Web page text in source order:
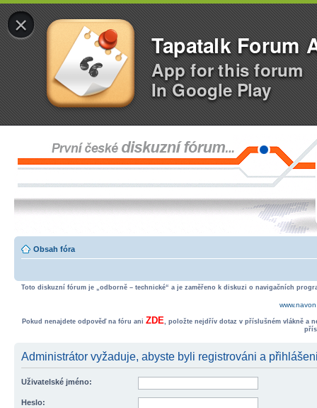
×
Tapatalk Forum
App for this forum
In Google Play
Obsah fóra
Toto diskuzní fórum je „odborně – technické“ a je zaměřeno k diskuzi o navigačních
Pokud nenajdete odpověď na fóru ani ZDE, položte nejdřív dotaz v příslušném vlákně a
Administrátor vyžaduje, abyste byli registrováni a
Uživatelské jméno:
Heslo: